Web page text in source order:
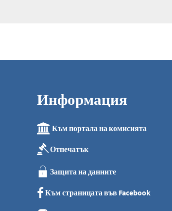
Информация
Към портала на комисията
Отпечатък
Защита на данните
Към страницата във Facebook